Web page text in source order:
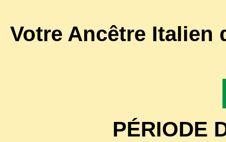
Votre Ancêtre Italien
PÉRIODE